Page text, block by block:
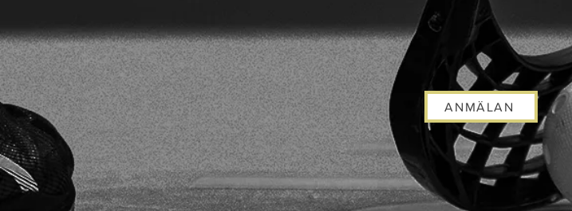
ANMÄLAN